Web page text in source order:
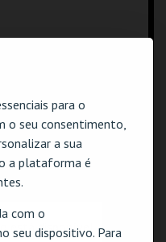
para o
o seu consentimento,
a sua
a plataforma é
com o
seu dispositivo. Para
está disponível